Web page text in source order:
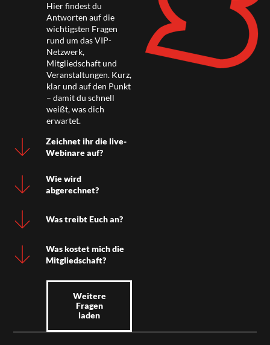
Hier findest du
Antworten auf die
wichtigsten Fragen
rund um das VIP-
Netzwerk,
Mitgliedschaft und
Veranstaltungen. Kurz,
klar und auf den Punkt
– damit du schnell
weißt, was dich
erwartet.
Zeichnet ihr die live-
Webinare auf?
Wie wird
abgerechnet?
Was treibt Euch an?
Was kostet mich die
Mitgliedschaft?
Weitere
Fragen
laden